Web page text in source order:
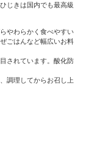
じきは国内でも最高級
やわらかく食べやすい
ごはんなど幅広いお料
されています。酸化防
調理してからお召し上